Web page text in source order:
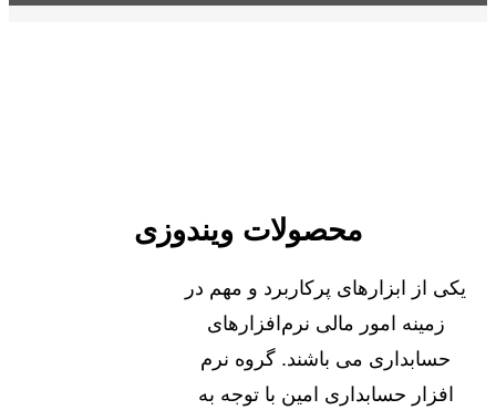
محصولات ویندوزی
یکی از ابزارهای پرکاربرد و مهم در
زمینه امور مالی نرم‌افزارهای
حسابداری می باشند. گروه نرم
افزار حسابداری امین با توجه به